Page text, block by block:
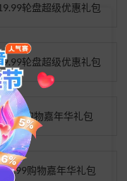
轮盘超级优惠礼包
轮盘超级优惠礼包
购物嘉年华礼包
购物嘉年华礼包